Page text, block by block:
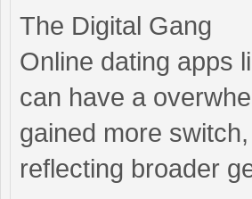
The Digital Gang
Online dating apps
can have a
gained more
reflecting broader